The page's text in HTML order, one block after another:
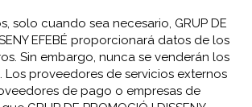
solo cuando sea necesario, GRUP DE
EFEBÉ proporcionará datos de los
Sin embargo, nunca se venderán los
Los proveedores de servicios externos
de pago o empresas de